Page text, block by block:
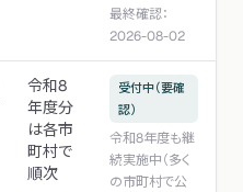
最終確認：
2026-08-02
令和8
年度分
は各市
町村で
順次
受付中（要確
認）
令和8年度も継
続実施中（多く
の市町村で公